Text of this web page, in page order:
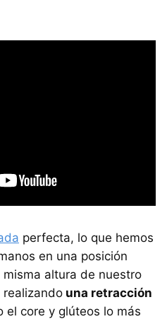
perfecta, lo que hemos
en una posición
altura de nuestro
realizando una retracción
el core y glúteos lo más